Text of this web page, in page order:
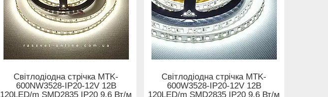
Світлодіодна стрічка MTK-
600NW3528-IP20-12V 12В
120LED/m SMD2835 IP20 9,6 Вт/м
Світлодіодна стрічка MTK-
600W3528-IP20-12V 12В
120LED/m SMD2835 IP20 9,6 Вт/м